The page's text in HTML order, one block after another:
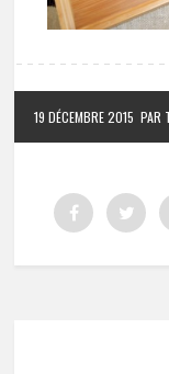
19 DÉCEMBRE 2015 PAR